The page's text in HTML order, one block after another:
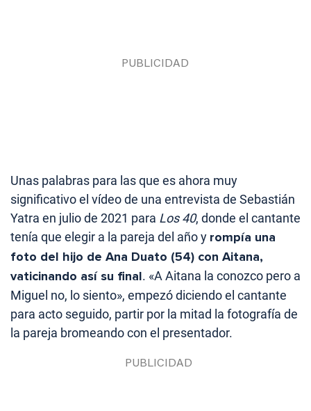
Unas palabras para las que es ahora muy
significativo el vídeo de una entrevista de Sebastián
Yatra en julio de 2021 para Los 40, donde el cantante
tenía que elegir a la pareja del año y rompía una
foto del hijo de Ana Duato (54) con Aitana,
vaticinando así su final. «A Aitana la conozco pero a
Miguel no, lo siento», empezó diciendo el cantante
para acto seguido, partir por la mitad la fotografía de
la pareja bromeando con el presentador.